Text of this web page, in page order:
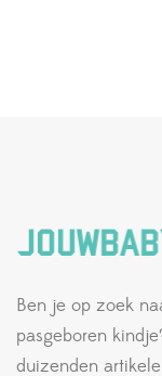
Ben je op zoek
pasgeboren
duizenden